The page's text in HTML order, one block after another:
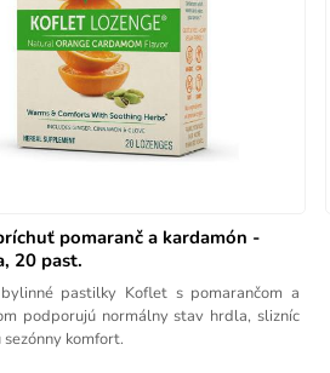
pomaranč a kardamón -
20 past.
pastilky Koflet s pomarančom a
podporujú normálny stav hrdla, slizníc
komfort.